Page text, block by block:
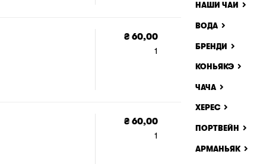
₴ 60,00
1
₴ 60,00
1
НАШИ ЧАИ
ВОДА
БРЕНДИ
КОНЬЯКЭ
ЧАЧА
ХЕРЕС
ПОРТВЕЙН
АРМАНЬЯК